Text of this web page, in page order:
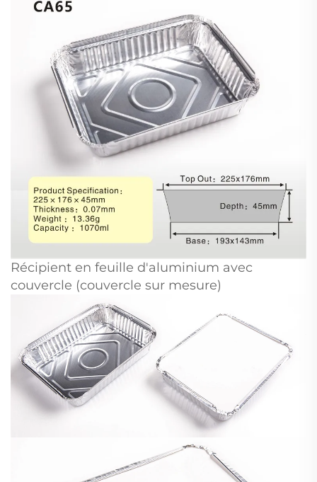
Récipient en feuille d'aluminium avec
couvercle (couvercle sur mesure)